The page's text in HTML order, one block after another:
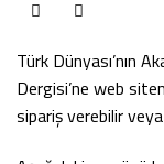
Türk Dünyası’nın
Dergisi’ne web
sipariş verebilir